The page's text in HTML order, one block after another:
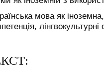
мова як